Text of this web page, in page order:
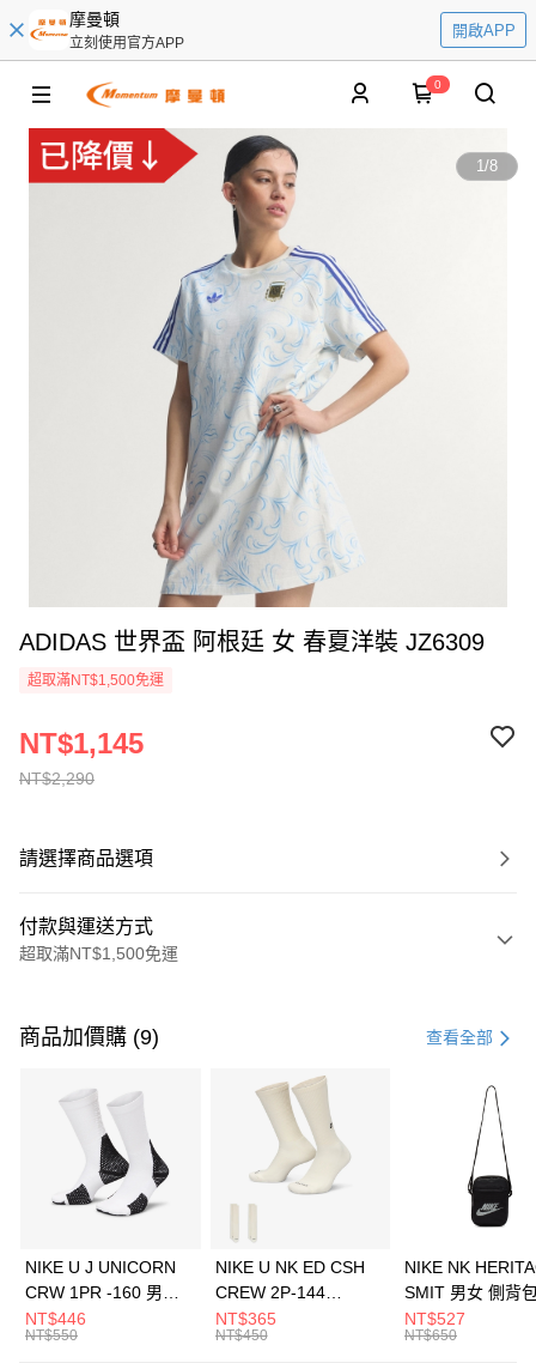
摩曼頓
立刻使用官方APP
開啟APP
0
1/8
ADIDAS 世界盃 阿根廷 女 春夏洋裝 JZ6309
超取滿NT$1,500免運
NT$2,290
NT$1,145
請選擇商品選項
付款與運送方式
超取滿NT$1,500免運
信用卡一次付款
3 期 0 利率 每期 21家銀行
合作金庫商業銀行
第一商業銀行
華南商業銀行
彰化商業銀行
上海商業儲蓄銀行
元大商業銀行
Apple Pay
全盈+PAY
AFTEE先享後付
商品加價購 (9) 查看全部
NIKE U J UNICORN
CRW 1PR -160 男女
中統襪 FZ3393100
NT$446
NT$550
NIKE U NK ED CSH
CREW 2P-144
EMBRDY 男女 短統襪
FZ3073133
NT$365
NT$450
NIKE NK
SMIT 男女 側背
BA5871010
NT$527
NT$650